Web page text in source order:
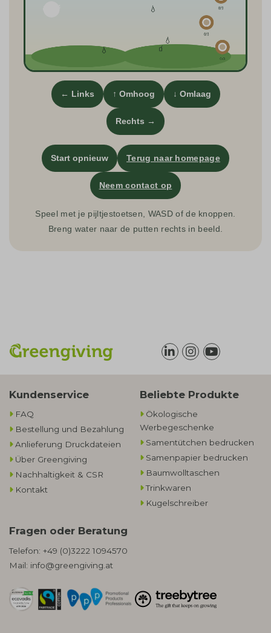
← Links ↑ Omhoog ↓ Omlaag
Rechts →
Start opnieuw Terug naar homepage
Neem contact op
Speel met je pijltjestoetsen, WASD of de knoppen.
Breng water naar de putten rechts in beeld.
Kundenservice
FAQ
Bestellung und Bezahlung
Anlieferung Druckdateien
Über Greengiving
Nachhaltigkeit & CSR
Kontakt
Beliebte Produkte
Ökologische
Werbegeschenke​
Samentütchen bedrucken
Samenpapier bedrucken
Baumwolltaschen​
Trinkwaren
Kugelschreiber
Fragen oder Beratung
Telefon: +49 (0)3222 1094570
Mail: info@greengiving.at